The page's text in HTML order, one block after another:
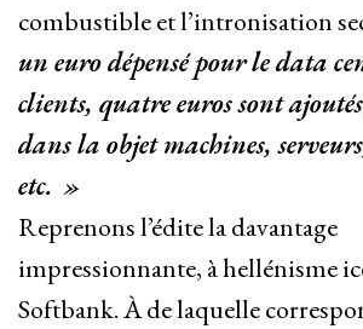
combustible et l’intronisation
un euro dépensé pour le data
clients, quatre euros sont
dans la objet machines,
etc. »
Reprenons l’édite la davantage
impressionnante, à hellénisme
Softbank. À de laquelle